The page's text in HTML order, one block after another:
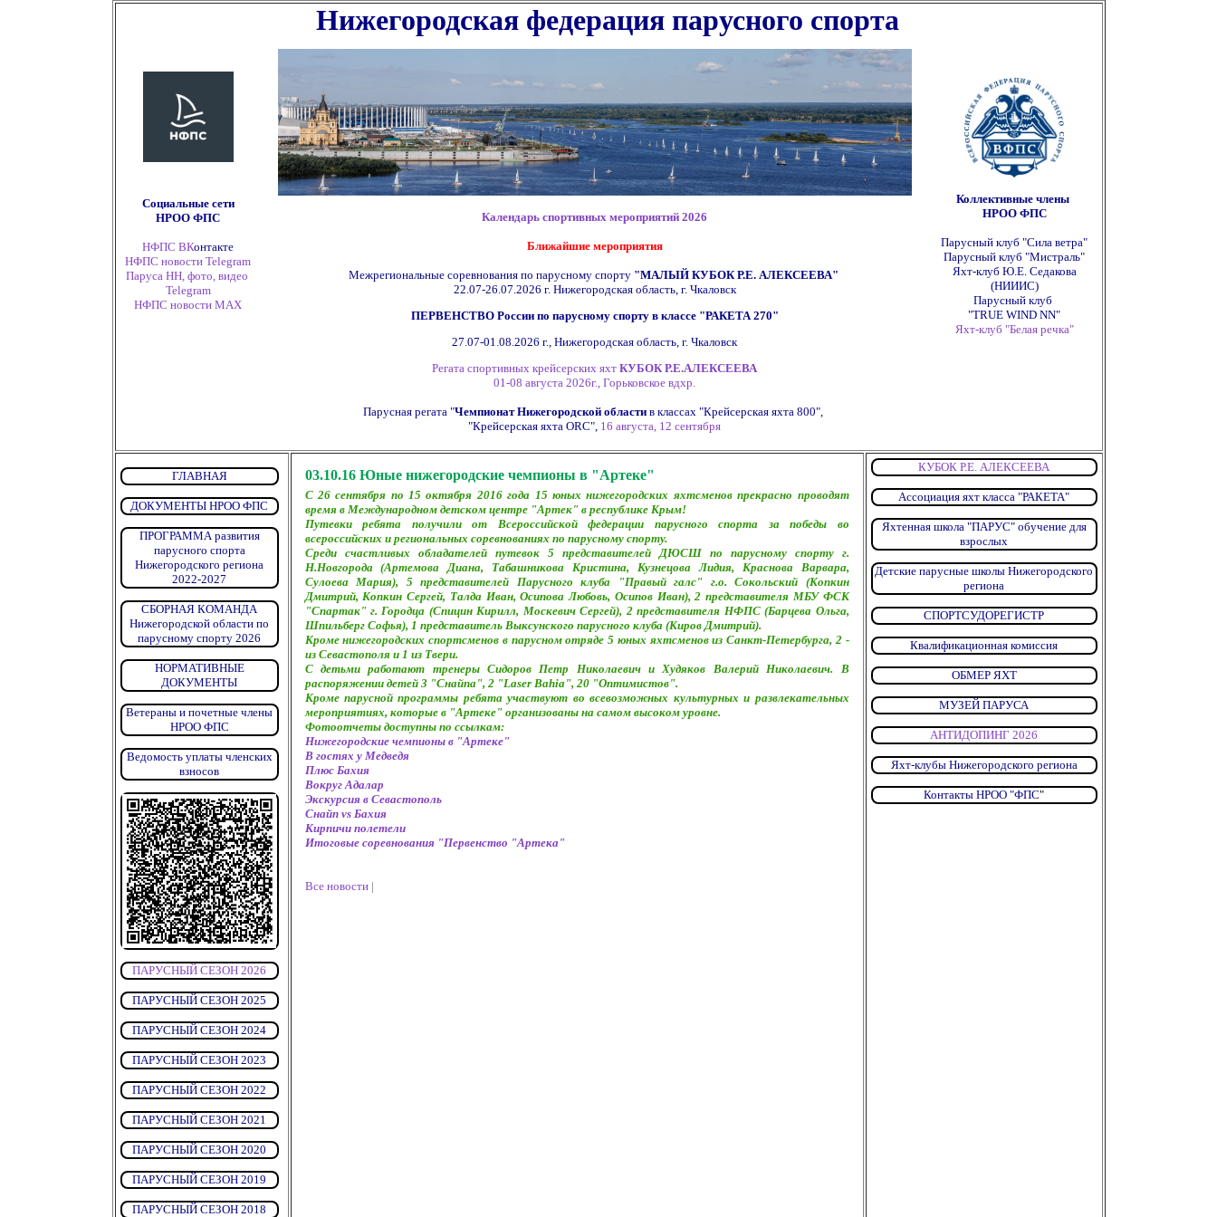
Нижегородская федерация парусного спорта
Социальные сети
НРОО ФПС
НФПС ВКонтакте
НФПС новости Telegram
Паруса НН, фото, видео
Telegram
НФПС новости MAX
Календарь спортивных мероприятий 2026
Ближайшие мероприятия
Межрегиональные соревнования по парусному спорту "МАЛЫЙ КУБОК Р.Е. АЛЕКСЕЕВА"
22.07-26.07.2026 г.Нижегородская область, г. Чкаловск
ПЕРВЕНСТВО России по парусному спорту в классе"РАКЕТА 270"
27.07-01.08.2026 г., Нижегородская область, г. Чкаловск
Регата спортивных крейсерских яхт КУБОК Р.Е.АЛЕКСЕЕВА
01-08 августа 2026г., Горьковское вдхр.
Парусная регата "Чемпионат Нижегородской области в классах "Крейсерская яхта 800",
"Крейсерская яхта ORC", 16 августа, 12 сентября
Коллективные члены
НРОО ФПС
Парусный клуб "Сила ветра"
Парусный клуб "Мистраль"
Яхт-клуб Ю.Е. Седакова
(НИИИС)
Парусный клуб
"TRUE WIND NN"
Яхт-клуб "Белая речка"
ГЛАВНАЯ
ДОКУМЕНТЫ НРОО ФПС
ПРОГРАММА развития
парусного спорта
Нижегородского региона
2022-2027
СБОРНАЯ КОМАНДА
Нижегородской области по
парусному спорту 2026
НОРМАТИВНЫЕ
ДОКУМЕНТЫ
Ветераны и почетные члены
НРОО ФПС
Ведомость уплаты членских
взносов
ПАРУСНЫЙ СЕЗОН 2026
ПАРУСНЫЙ СЕЗОН 2025
ПАРУСНЫЙ СЕЗОН 2024
ПАРУСНЫЙ СЕЗОН 2023
ПАРУСНЫЙ СЕЗОН 2022
ПАРУСНЫЙ СЕЗОН 2021
ПАРУСНЫЙ СЕЗОН 2020
ПАРУСНЫЙ СЕЗОН 2019
ПАРУСНЫЙ СЕЗОН 2018
03.10.16Юные нижегородские чемпионы в "Артеке"
С 26 сентября по 15 октября 2016 года 15 юных нижегородских яхтсменов прекрасно проводят
время в Международном детском центре "Артек" в республике Крым!
Путевки ребята получили от Всероссийской федерации парусного спорта за победы во
всероссийских и региональных соревнованиях по парусному спорту.
Среди счастливых обладателей путевок 5 представителей ДЮСШ по парусному спорту г.
Н.Новгорода (Артемова Диана, Табашникова Кристина, Кузнецова Лидия, Краснова Варвара,
Сулоева Мария), 5 представителей Парусного клуба "Правый галс" г.о. Сокольский (Копкин
Дмитрий, Копкин Сергей, Талда Иван, Осипова Любовь, Осипов Иван), 2 представителя МБУ ФСК
"Спартак" г. Городца (Спицин Кирилл, Москевич Сергей), 2 представителя НФПС (Барцева Ольга,
Шпильберг Софья), 1 представитель Выксунского парусного клуба (Киров Дмитрий).
Кроме нижегородских спортсменов в парусном отряде 5 юных яхтсменов из Санкт-Петербурга, 2 -
из Севастополя и 1 из Твери.
С детьми работают тренеры Сидоров Петр Николаевич и Худяков Валерий Николаевич. В
распоряжении детей 3 "Снайпа", 2 "Laser Bahia", 20 "Оптимистов".
Кроме парусной программы ребята участвуют во всевозможных культурных и развлекательных
мероприятиях, которые в "Артеке" организованы на самом высоком уровне.
Фотоотчеты доступны по ссылкам:
Нижегородские чемпионы в "Артеке"
В гостях у Медведя
Плюс Бахия
Вокруг Адалар
Экскурсия в Севастополь
Снайп vs Бахия
Кирпичи полетели
Итоговые соревнования "Первенство "Артека"
Все новости|
КУБОК Р.Е. АЛЕКСЕЕВА
Ассоциация яхт класса "РАКЕТА"
Яхтенная школа "ПАРУС" обучение для
взрослых
Детские парусные школы Нижегородского
региона
СПОРТСУДОРЕГИСТР
Квалификационная комиссия
ОБМЕР ЯХТ
МУЗЕЙ ПАРУСА
АНТИДОПИНГ 2026
Яхт-клубы Нижегородского региона
Контакты НРОО "ФПС"